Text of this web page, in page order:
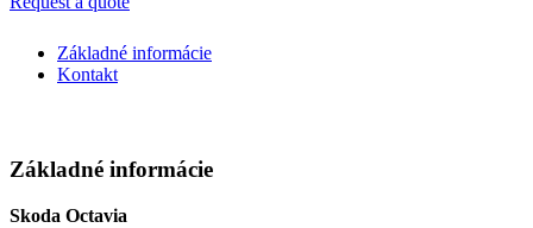
Základné informácie
Kontakt
Základné informácie
Skoda Octavia